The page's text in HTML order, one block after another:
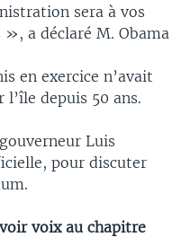
sera à vos
», a déclaré M. Obama
en exercice n’avait
depuis 50 ans.
Luis
pour discuter
voix au chapitre